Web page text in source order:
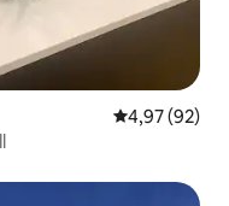
Évaluation
4,97 (92)